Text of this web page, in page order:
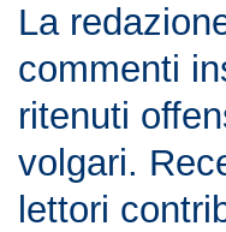
La
commenti
ritenuti
volgari.
lettori